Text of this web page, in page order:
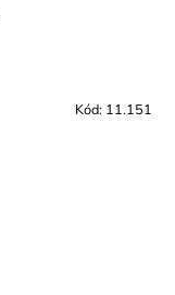
Kód: 11.151